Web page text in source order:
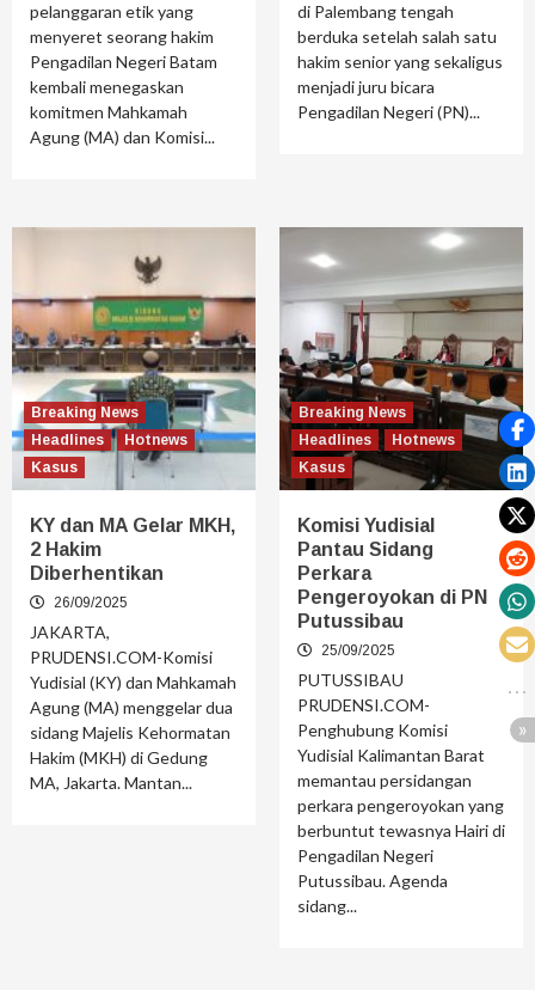
pelanggaran etik yang
menyeret seorang hakim
Pengadilan Negeri Batam
kembali menegaskan
komitmen Mahkamah
Agung (MA) dan Komisi...
di Palembang tengah
berduka setelah salah satu
hakim senior yang sekaligus
menjadi juru bicara
Pengadilan Negeri (PN)...
Breaking News
Headlines
Hotnews
Kasus
KY dan MA Gelar MKH,
2 Hakim
Diberhentikan
26/09/2025
JAKARTA,
PRUDENSI.COM-Komisi
Yudisial (KY) dan Mahkamah
Agung (MA) menggelar dua
sidang Majelis Kehormatan
Hakim (MKH) di Gedung
MA, Jakarta. Mantan...
Breaking News
Headlines
Hotnews
Kasus
Komisi Yudisial
Pantau Sidang
Perkara
Pengeroyokan di PN
Putussibau
25/09/2025
PUTUSSIBAU
PRUDENSI.COM-
Penghubung Komisi
Yudisial Kalimantan Barat
memantau persidangan
perkara pengeroyokan yang
berbuntut tewasnya Hairi di
Pengadilan Negeri
Putussibau. Agenda
sidang...